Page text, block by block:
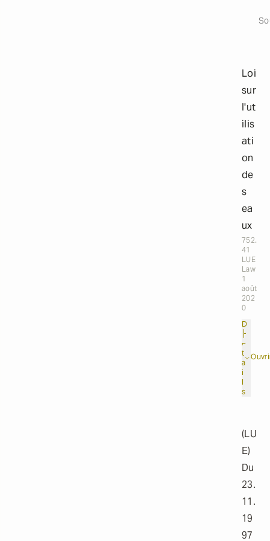
Loi
sur
l'ut
ilis
ati
on
de
s
ea
ux
752.
41
LUE
Law
1
août
202
0
D
├
⌐
t
a
i
l
s
(LU
E)
Du
23.
11.
19
97